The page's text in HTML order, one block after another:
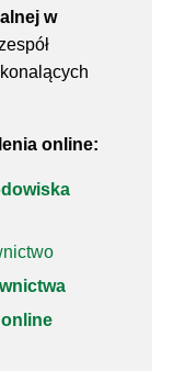
w
online: